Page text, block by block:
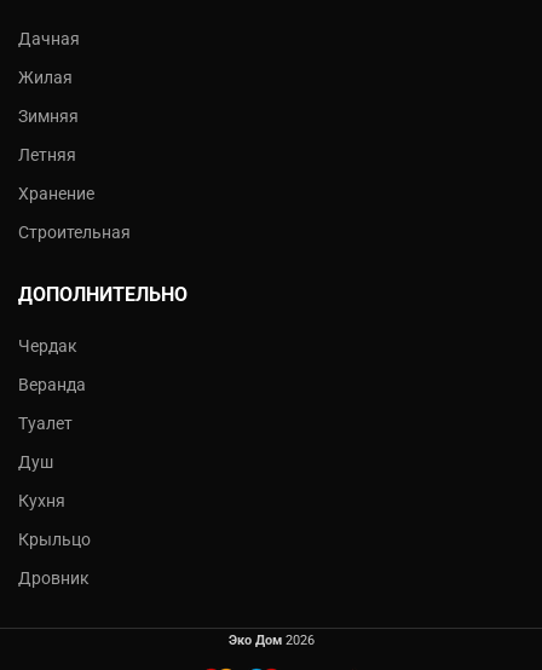
Дачная
Жилая
Зимняя
Летняя
Хранение
Строительная
ДОПОЛНИТЕЛЬНО
Чердак
Веранда
Туалет
Душ
Кухня
Крыльцо
Дровник
Эко Дом 2026